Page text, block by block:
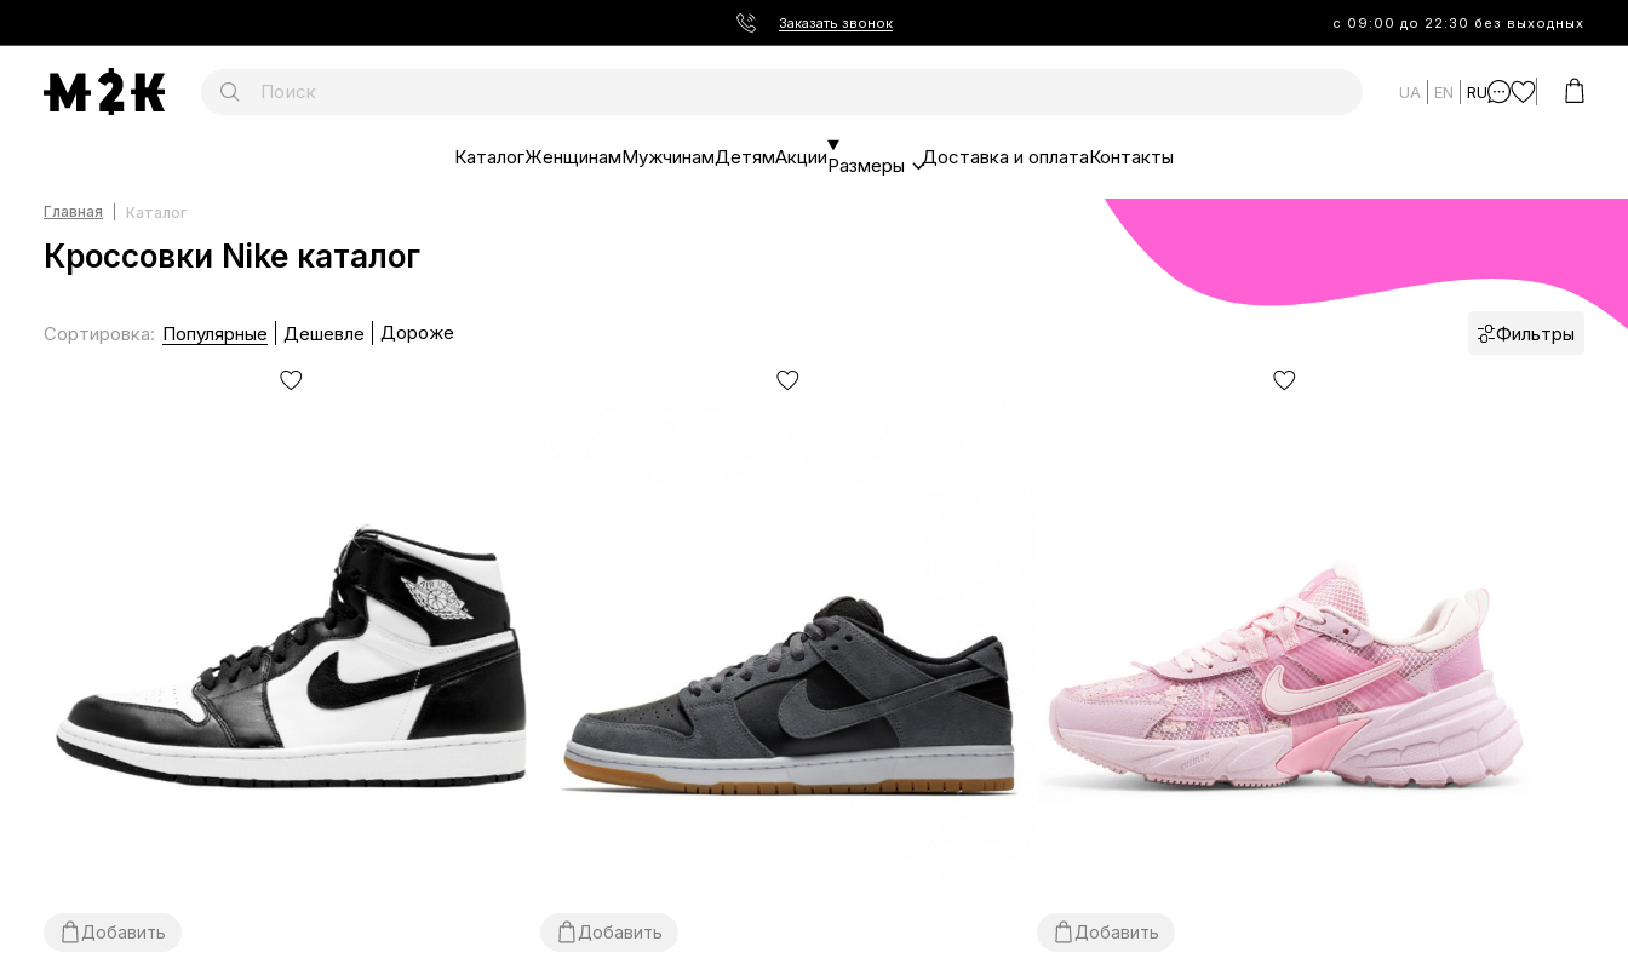
Заказать звонок с 09:00 до 22:30 без выходных
UA EN RU
КаталогЖенщинамМужчинамДетямАкцииРазмеры Доставка и оплатаКонтакты
Главная Каталог
Кроссовки Nike каталог
Сортировка: Популярные Дешевле Дороже Фильтры
Добавить Добавить Добавить